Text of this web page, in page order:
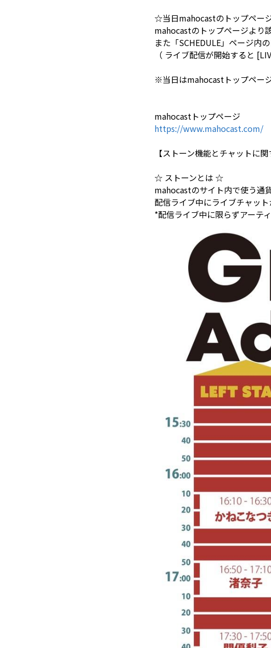
☆当日mahocastのトップペー
mahocastのトップページより
また「SCHEDULE」ページ内
（ ライブ配信が開始すると
※当日はmahocastトップペー
mahocastトップページ
https://www.mahocast.com/
【ストーン機能とチャットに関
☆ ストーンとは ☆
mahocastのサイト内で使う通
配信ライブ中にライブチャッ
*配信ライブ中に限らずアーテ